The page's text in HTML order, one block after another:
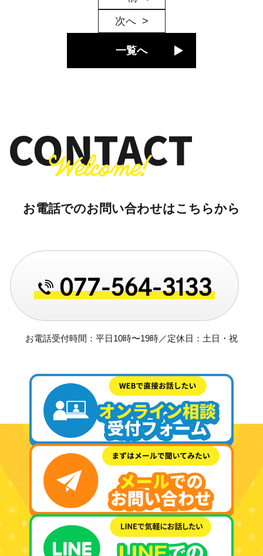
次へ
一覧へ
お電話でのお問い合わせはこちらから
お電話受付時間：平日10時〜19時／定休日：土日・祝